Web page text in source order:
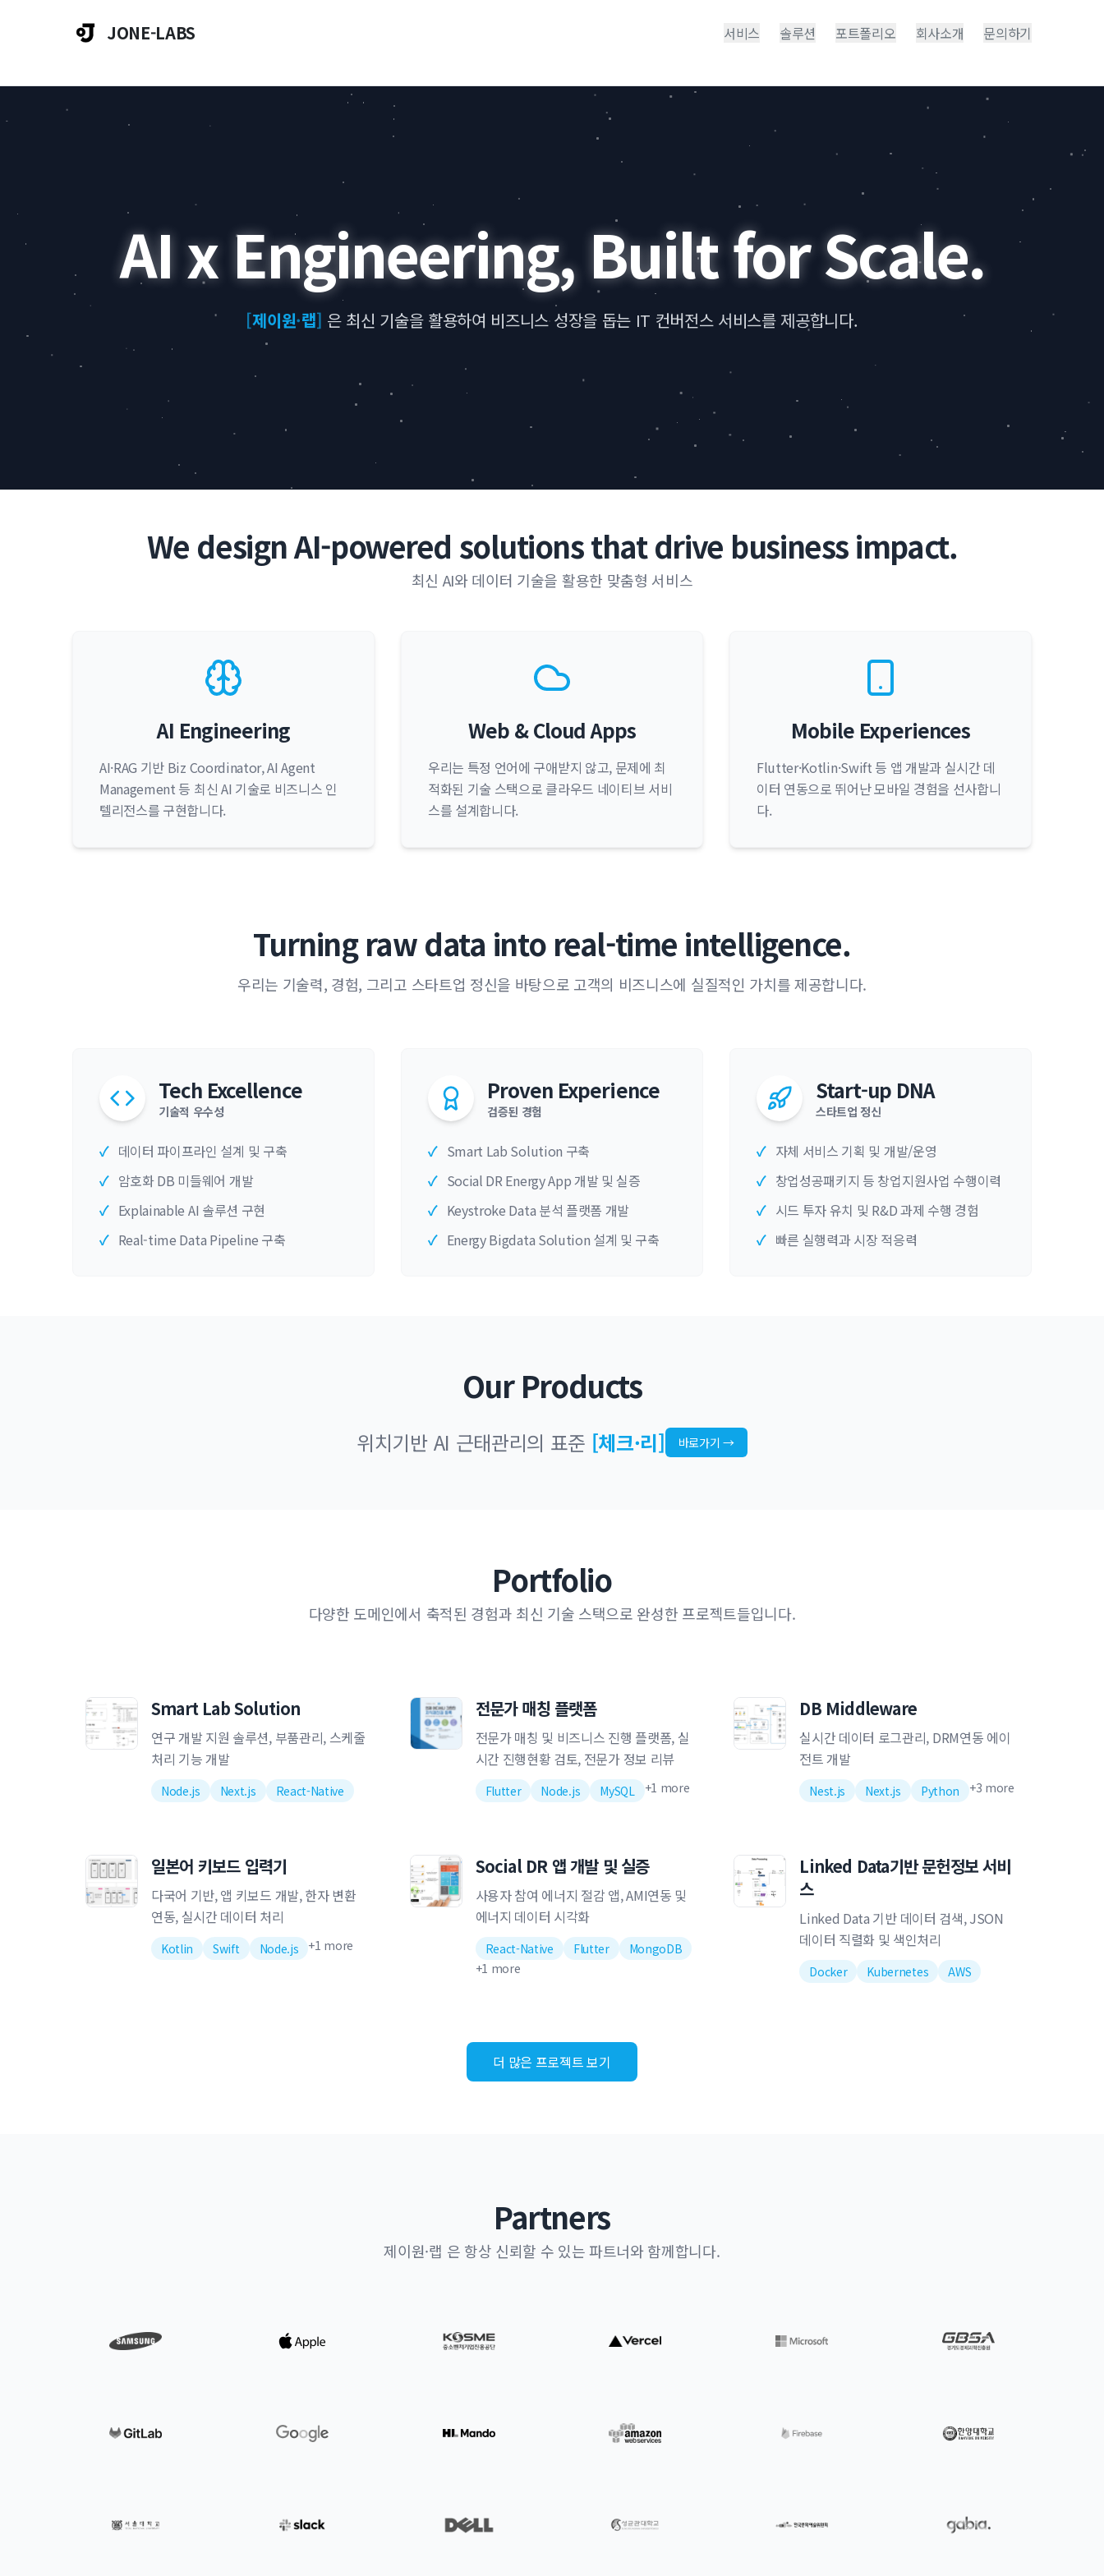
JONE-LABS 서비스 솔루션 포트폴리오 회사소개 문의하기
AI x Engineering, Built for Scale.
[제이원·랩] 은 최신 기술을 활용하여 비즈니스 성장을 돕는 IT 컨버전스 서비스를 제공합니다.
We design AI-powered solutions that drive business impact.
최신 AI와 데이터 기술을 활용한 맞춤형 서비스
AI Engineering
AI·RAG 기반 Biz Coordinator, AI Agent
Management 등 최신 AI 기술로 비즈니스 인
텔리전스를 구현합니다.
Web & Cloud Apps
우리는 특정 언어에 구애받지 않고, 문제에 최
적화된 기술 스택으로 클라우드 네이티브 서비
스를 설계합니다.
Mobile Experiences
Flutter·Kotlin·Swift 등 앱 개발과 실시간 데
이터 연동으로 뛰어난 모바일 경험을 선사합니
다.
Turning raw data into real-time intelligence.
우리는 기술력, 경험, 그리고 스타트업 정신을 바탕으로 고객의 비즈니스에 실질적인 가치를 제공합니다.
Tech Excellence
기술적 우수성
✓ 데이터 파이프라인 설계 및 구축
✓ 암호화 DB 미들웨어 개발
✓ Explainable AI 솔루션 구현
✓ Real-time Data Pipeline 구축
Proven Experience
검증된 경험
✓ Smart Lab Solution 구축
✓ Social DR Energy App 개발 및 실증
✓ Keystroke Data 분석 플랫폼 개발
✓ Energy Bigdata Solution 설계 및 구축
Start-up DNA
스타트업 정신
✓ 자체 서비스 기획 및 개발/운영
✓ 창업성공패키지 등 창업지원사업 수행이력
✓ 시드 투자 유치 및 R&D 과제 수행 경험
✓ 빠른 실행력과 시장 적응력
Our Products
위치기반 AI 근태관리의 표준 [체크·리] 바로가기 →
Portfolio
다양한 도메인에서 축적된 경험과 최신 기술 스택으로 완성한 프로젝트들입니다.
Smart Lab Solution
연구 개발 지원 솔루션, 부품관리, 스케줄
처리 기능 개발
Node.js Next.js React-Native
전문가 매칭 플랫폼
전문가 매칭 및 비즈니스 진행 플랫폼, 실
시간 진행현황 검토, 전문가 정보 리뷰
Flutter Node.js MySQL +1 more
DB Middleware
실시간 데이터 로그관리, DRM연동 에이
전트 개발
Nest.js Next.js Python +3 more
일본어 키보드 입력기
다국어 기반, 앱 키보드 개발, 한자 변환
연동, 실시간 데이터 처리
Kotlin Swift Node.js +1 more
Social DR 앱 개발 및 실증
사용자 참여 에너지 절감 앱, AMI연동 및
에너지 데이터 시각화
React-Native Flutter
MongoDB
+1 more
Linked Data기반 문헌정보 서비
스
Linked Data 기반 데이터 검색, JSON
데이터 직렬화 및 색인처리
Docker Kubernetes AWS
더 많은 프로젝트 보기
Partners
제이원·랩 은 항상 신뢰할 수 있는 파트너와 함께합니다.